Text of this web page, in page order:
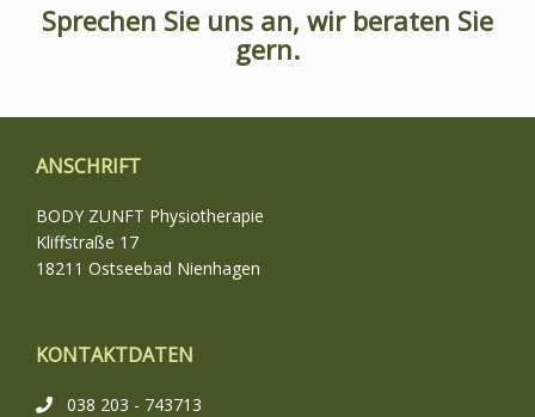
Sprechen Sie uns an, wir beraten Sie
gern.
ANSCHRIFT
BODY ZUNFT Physiotherapie
Kliffstraße 17
18211 Ostseebad Nienhagen
KONTAKTDATEN
038 203 - 743713